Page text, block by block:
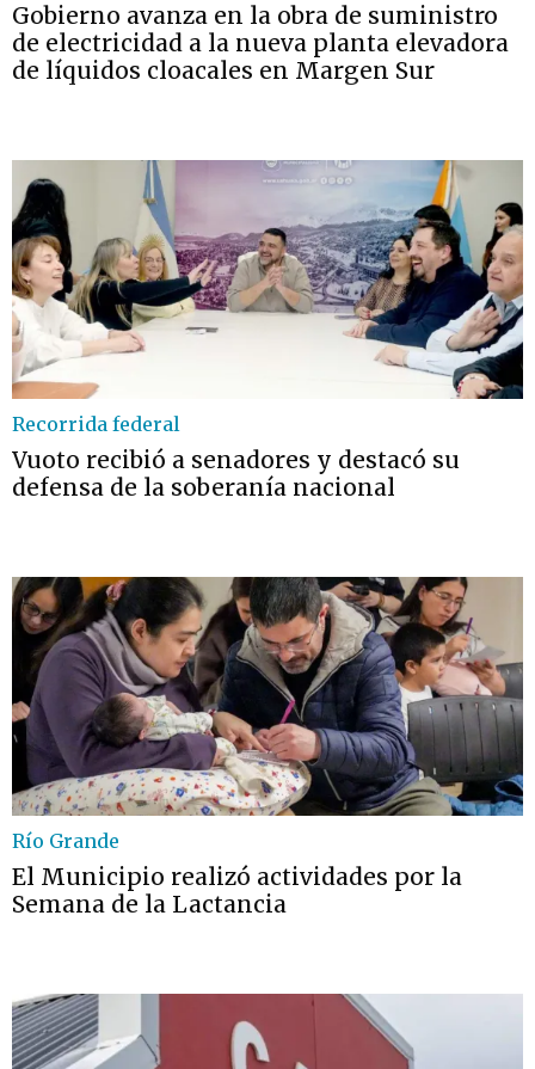
Gobierno avanza en la obra de suministro
de electricidad a la nueva planta elevadora
de líquidos cloacales en Margen Sur
Recorrida federal
Vuoto recibió a senadores y destacó su
defensa de la soberanía nacional
Río Grande
El Municipio realizó actividades por la
Semana de la Lactancia